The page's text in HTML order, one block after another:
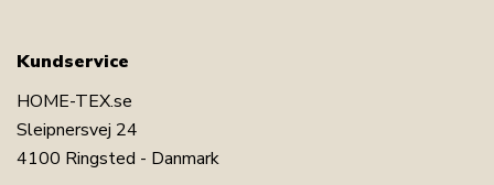
Kundservice
HOME-TEX.se
Sleipnersvej 24
4100 Ringsted - Danmark